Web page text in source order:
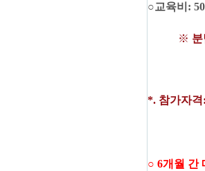
○교육비 :
※
*. 참가자격:
○ 6개월 간